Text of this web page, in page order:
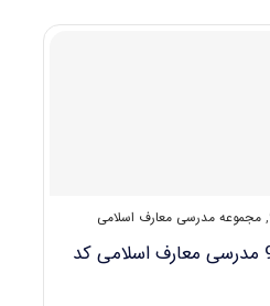
دکتری
,مجموعه مدرسی معارف اسلامی
دانلود سوالات دکتری 99 مدرسی معارف اسلامی کد